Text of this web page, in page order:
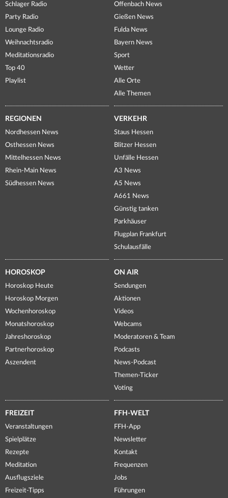
Schlager Radio
Party Radio
Lounge Radio
Weihnachtsradio
Meditationsradio
Top 40
Playlist
Offenbach News
Gießen News
Fulda News
Bayern News
Sport
Wetter
Alle Orte
Alle Themen
REGIONEN
Nordhessen News
Osthessen News
Mittelhessen News
Rhein-Main News
Südhessen News
VERKEHR
Staus Hessen
Blitzer Hessen
Unfälle Hessen
A3 News
A5 News
A661 News
Günstig tanken
Parkhäuser
Flugplan Frankfurt
Schulausfälle
HOROSKOP
Horoskop Heute
Horoskop Morgen
Wochenhoroskop
Monatshoroskop
Jahreshoroskop
Partnerhoroskop
Aszendent
ON AIR
Sendungen
Aktionen
Videos
Webcams
Moderatoren & Team
Podcasts
News-Podcast
Themen-Ticker
Voting
FREIZEIT
Veranstaltungen
Spielplätze
Rezepte
Meditation
Ausflugsziele
Freizeit-Tipps
FFH-WELT
FFH-App
Newsletter
Kontakt
Frequenzen
Jobs
Führungen